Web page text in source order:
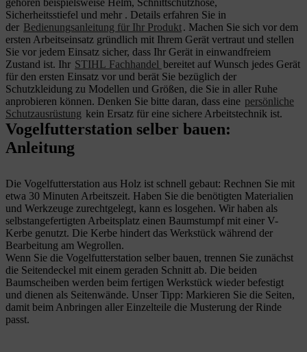
gehören beispielsweise Helm, Schnittschutzhose,
Sicherheitsstiefel und mehr . Details erfahren Sie in
der Bedienungsanleitung für Ihr Produkt. Machen Sie sich vor dem
ersten Arbeitseinsatz gründlich mit Ihrem Gerät vertraut und stellen
Sie vor jedem Einsatz sicher, dass Ihr Gerät in einwandfreiem
Zustand ist. Ihr STIHL Fachhandel bereitet auf Wunsch jedes Gerät
für den ersten Einsatz vor und berät Sie bezüglich der
Schutzkleidung zu Modellen und Größen, die Sie in aller Ruhe
anprobieren können. Denken Sie bitte daran, dass eine persönliche
Schutzausrüstung kein Ersatz für eine sichere Arbeitstechnik ist.
Vogelfutterstation selber bauen:
Anleitung
Die Vogelfutterstation aus Holz ist schnell gebaut: Rechnen Sie mit
etwa 30 Minuten Arbeitszeit. Haben Sie die benötigten Materialien
und Werkzeuge zurechtgelegt, kann es losgehen. Wir haben als
selbstangefertigten Arbeitsplatz einen Baumstumpf mit einer V-
Kerbe genutzt. Die Kerbe hindert das Werkstück während der
Bearbeitung am Wegrollen.
Wenn Sie die Vogelfutterstation selber bauen, trennen Sie zunächst
die Seitendeckel mit einem geraden Schnitt ab. Die beiden
Baumscheiben werden beim fertigen Werkstück wieder befestigt
und dienen als Seitenwände. Unser Tipp: Markieren Sie die Seiten,
damit beim Anbringen aller Einzelteile die Musterung der Rinde
passt.